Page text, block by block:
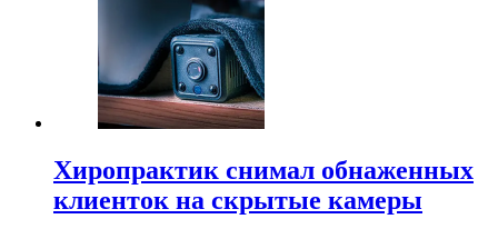
Хиропрактик снимал обнаженных
клиенток на скрытые камеры